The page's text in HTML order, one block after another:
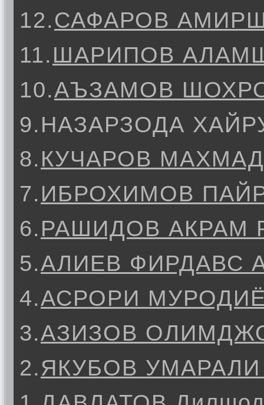
12.САФАРОВ
11. ШАРИПОВ
10.АЪЗАМОВ
9. НАЗАРЗОДА
8. КУЧАРОВ
7. ИБРОХИМОВ
6. РАШИДОВ АКРАМ
5.АЛИЕВ ФИРДАВС
4.АСРОРИ
3.АЗИЗОВ
2.ЯКУБОВ